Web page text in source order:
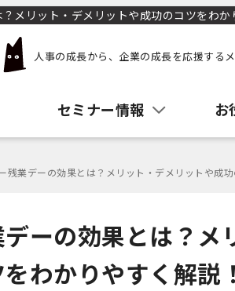
メリット・デメリットや成功のコツをわ
人事の成長から、企業の成長を応援する
セミナー情報 お
残業デーの効果とは？メリット・デメリットや成
ーの効果とは？
わかりやすく解説！